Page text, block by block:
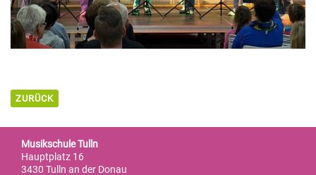
ZURÜCK
Musikschule Tulln
Hauptplatz 16
3430 Tulln an der Donau